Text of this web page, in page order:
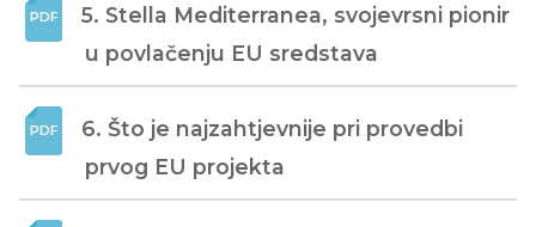
5. Stella Mediterranea, svojevrsni pionir
u povlačenju EU sredstava
6. Što je najzahtjevnije pri provedbi
prvog EU projekta